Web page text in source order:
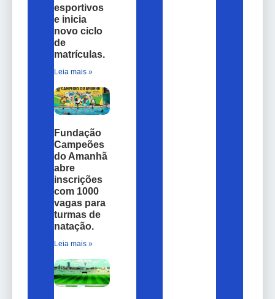
esportivos
e inicia
novo ciclo
de
matrículas.
Leia mais »
Fundação
Campeões
do Amanhã
abre
inscrições
com 1000
vagas para
turmas de
natação.
Leia mais »